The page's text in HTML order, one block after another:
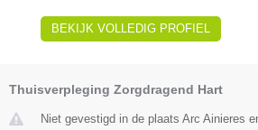
BEKIJK VOLLEDIG PROFIEL
Thuisverpleging Zorgdragend Hart
Niet gevestigd in de plaats Arc Ainieres